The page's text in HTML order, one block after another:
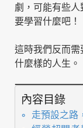
劇，可能有些
要學習什麼吧！
這時我們反而
什麼樣的人生。
內容目錄
走預設之路